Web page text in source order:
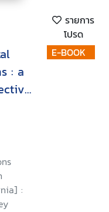
รายการ
โปรด
a
:
E-BOOK